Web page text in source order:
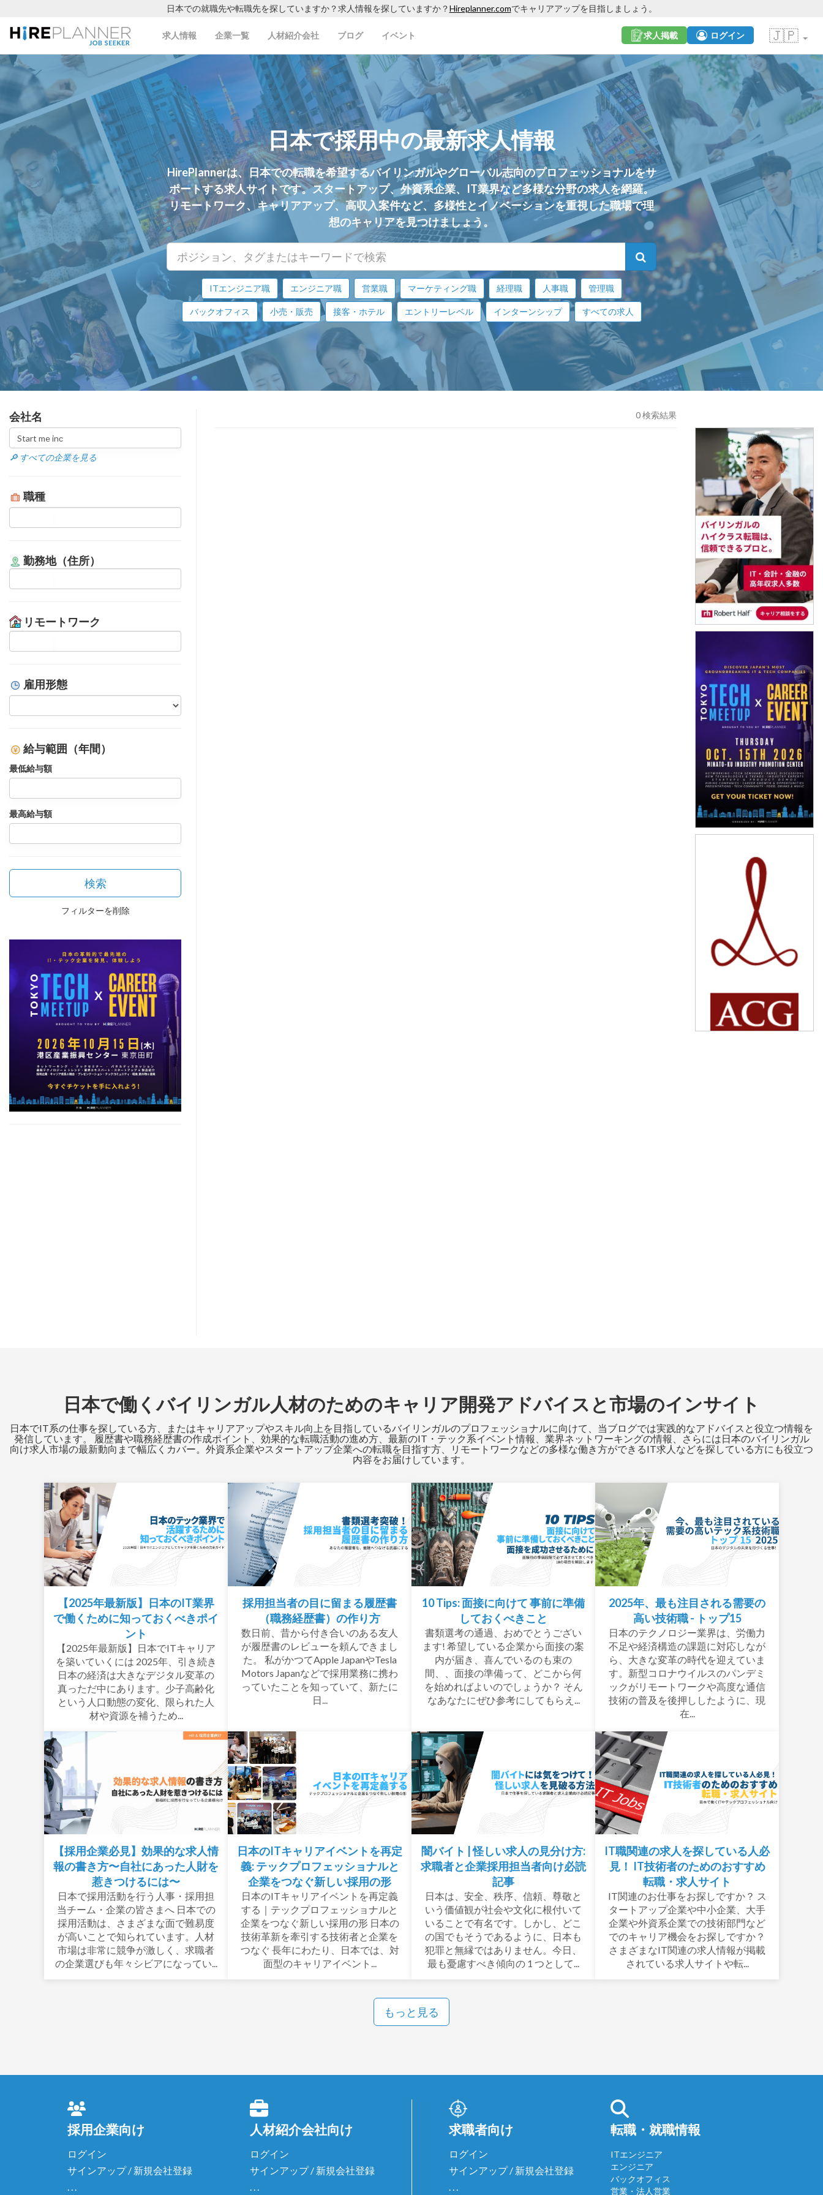
日本での就職先や転職先を探していますか？求人情報を探していますか？Hireplanner.comでキャリアアップを目指しましょう。
求人情報 企業一覧 人材紹介会社 ブログ イベント 🇯🇵
求人掲載 ログイン
日本で採用中の最新求人情報
HirePlannerは、日本での転職を希望するバイリンガルやグローバル志向のプロフェッショナルをサ
ポートする求人サイトです。スタートアップ、外資系企業、IT業界など多様な分野の求人を網羅。
リモートワーク、キャリアアップ、高収入案件など、多様性とイノベーションを重視した職場で理
想のキャリアを見つけましょう。
ITエンジニア職 エンジニア職 営業職 マーケティング職 経理職 人事職 管理職
バックオフィス 小売・販売 接客・ホテル エントリーレベル インターンシップ すべての求人
会社名
🔎 すべての企業を見る
職種
勤務地（住所）
リモートワーク
雇用形態
給与範囲（年間）
最低給与額
最高給与額
検索
フィルターを削除
0 検索結果
日本で働くバイリンガル人材のためのキャリア開発アドバイスと市場のインサイト
日本でIT系の仕事を探している方、またはキャリアアップやスキル向上を目指しているバイリンガルのプロフェッショナルに向けて、当ブログでは実践的なアドバイスと役立つ情報を
発信しています。 履歴書や職務経歴書の作成ポイント、効果的な転職活動の進め方、最新のIT・テック系イベント情報、業界ネットワーキングの情報、さらには日本のバイリンガル
向け求人市場の最新動向まで幅広くカバー。外資系企業やスタートアップ企業への転職を目指す方、リモートワークなどの多様な働き方ができるIT求人などを探している方にも役立つ
内容をお届けしています。
【2025年最新版】日本のIT業界
で働くために知っておくべきポイ
ント
【2025年最新版】日本でITキャリア
を築いていくには 2025年、引き続き
日本の経済は大きなデジタル変革の
真っただ中にあります。少子高齢化
という人口動態の変化、限られた人
材や資源を補うため...
採用担当者の目に留まる履歴書
（職務経歴書）の作り方
数日前、昔から付き合いのある友人
が履歴書のレビューを頼んできまし
た。 私がかつてApple JapanやTesla
Motors Japanなどで採用業務に携わ
っていたことを知っていて、新たに
日...
10 Tips: 面接に向けて 事前に準備
しておくべきこと
書類選考の通過、おめでとうござい
ます! 希望している企業から面接の案
内が届き、喜んでいるのも束の
間、、面接の準備って、どこから何
を始めればよいのでしょうか？ そん
なあなたにぜひ参考にしてもらえ...
2025年、最も注目される需要の
高い技術職 - トップ15
日本のテクノロジー業界は、労働力
不足や経済構造の課題に対応しなが
ら、大きな変革の時代を迎えていま
す。新型コロナウイルスのパンデミ
ックがリモートワークや高度な通信
技術の普及を後押ししたように、現
在...
【採用企業必見】効果的な求人情
報の書き方〜自社にあった人財を
惹きつけるには〜
日本で採用活動を行う人事・採用担
当チーム・企業の皆さまへ 日本での
採用活動は、さまざまな面で難易度
が高いことで知られています。人材
市場は非常に競争が激しく、求職者
の企業選びも年々シビアになってい...
日本のITキャリアイベントを再定
義: テックプロフェッショナルと
企業をつなぐ新しい採用の形
日本のITキャリアイベントを再定義
する｜テックプロフェッショナルと
企業をつなぐ新しい採用の形 日本の
技術革新を牽引する技術者と企業を
つなぐ 長年にわたり、日本では、対
面型のキャリアイベント...
闇バイト | 怪しい求人の見分け方:
求職者と企業採用担当者向け必読
記事
日本は、安全、秩序、信頼、尊敬と
いう価値観が社会や文化に根付いて
いることで有名です。しかし、どこ
の国でもそうであるように、日本も
犯罪と無縁ではありません。今日、
最も憂慮すべき傾向の 1 つとして...
IT職関連の求人を探している人必
見！ IT技術者のためのおすすめ
転職・求人サイト
IT関連のお仕事をお探しですか？ ス
タートアップ企業や中小企業、大手
企業や外資系企業での技術部門など
でのキャリア機会をお探しですか？
さまざまなIT関連の求人情報が掲載
されている求人サイトや転...
もっと見る
採用企業向け
ログイン
サインアップ / 新規会社登録
. . .
人材紹介会社向け
ログイン
サインアップ / 新規会社登録
. . .
求職者向け
ログイン
サインアップ / 新規会社登録
. . .
転職・就職情報
ITエンジニア
エンジニア
バックオフィス
営業・法人営業